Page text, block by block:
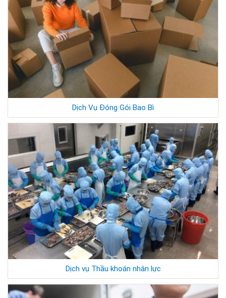
Dịch Vụ Đóng Gói Bao Bì
Dịch vụ Thầu khoán nhân lực